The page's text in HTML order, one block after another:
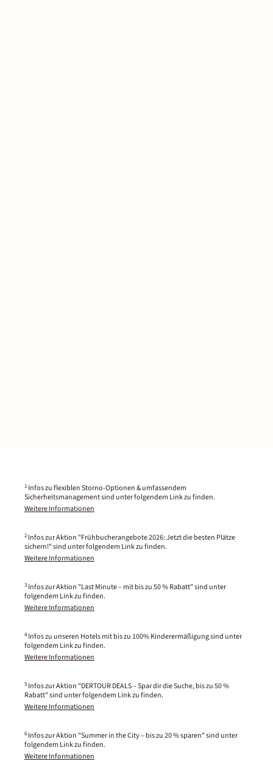
1 Infos zu flexiblen Storno-Optionen & umfassendem
Sicherheitsmanagement sind unter folgendem Link zu finden.
Weitere Informationen
2 Infos zur Aktion "Frühbucherangebote 2026: Jetzt die besten Plätze
sichern!" sind unter folgendem Link zu finden.
Weitere Informationen
3 Infos zur Aktion "Last Minute – mit bis zu 50 % Rabatt" sind unter
folgendem Link zu finden.
Weitere Informationen
4 Infos zu unseren Hotels mit bis zu 100% Kinderermäßigung sind unter
folgendem Link zu finden.
Weitere Informationen
5 Infos zur Aktion "DERTOUR DEALS – Spar dir die Suche, bis zu 50 %
Rabatt" sind unter folgendem Link zu finden.
Weitere Informationen
6 Infos zur Aktion "Summer in the City – bis zu 20 % sparen" sind unter
folgendem Link zu finden.
Weitere Informationen